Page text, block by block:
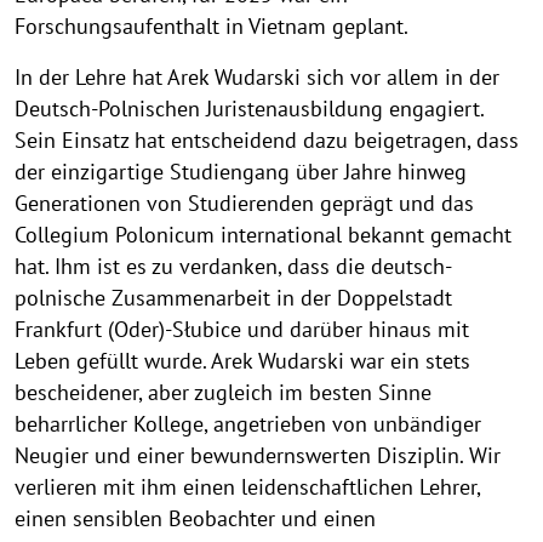
Forschungsaufenthalt in Vietnam geplant.
In der Lehre hat Arek Wudarski sich vor allem in der
Deutsch-Polnischen Juristenausbildung engagiert.
Sein Einsatz hat entscheidend dazu beigetragen, dass
der einzigartige Studiengang über Jahre hinweg
Generationen von Studierenden geprägt und das
Collegium Polonicum international bekannt gemacht
hat. Ihm ist es zu verdanken, dass die deutsch-
polnische Zusammenarbeit in der Doppelstadt
Frankfurt (Oder)-Słubice und darüber hinaus mit
Leben gefüllt wurde. Arek Wudarski war ein stets
bescheidener, aber zugleich im besten Sinne
beharrlicher Kollege, angetrieben von unbändiger
Neugier und einer bewundernswerten Disziplin. Wir
verlieren mit ihm einen leidenschaftlichen Lehrer,
einen sensiblen Beobachter und einen